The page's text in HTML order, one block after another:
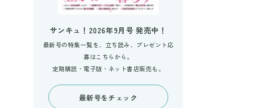
サンキュ！2026年9月号 発売中！
最新号の特集一覧を、立ち読み、プレゼント応
募はこちらから。
定期購読・電子版・ネット書店販売も。
最新号をチェック